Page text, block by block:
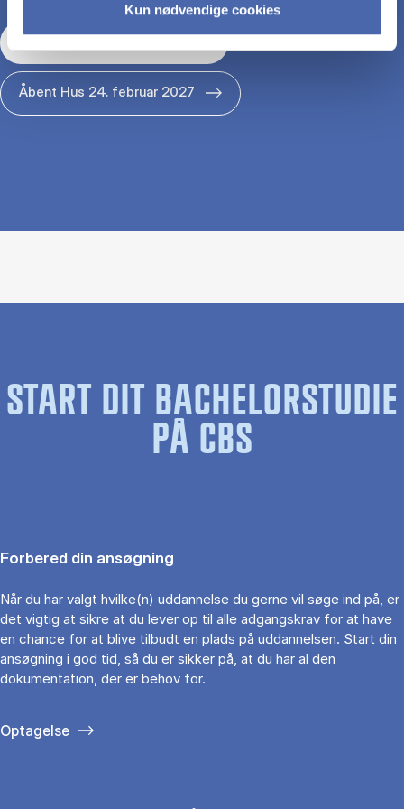
Kun nødvendige cookies
Åbent Hus 29. januar 2027
Åbent Hus 24. februar 2027
START DIT BACHELORSTUDIE
PÅ CBS
Forbered din ansøgning
Når du har valgt hvilke(n) uddannelse du gerne vil søge ind på, er
det vigtig at sikre at du lever op til alle adgangskrav for at have
en chance for at blive tilbudt en plads på uddannelsen. Start din
ansøgning i god tid, så du er sikker på, at du har al den
dokumentation, der er behov for.
Optagelse